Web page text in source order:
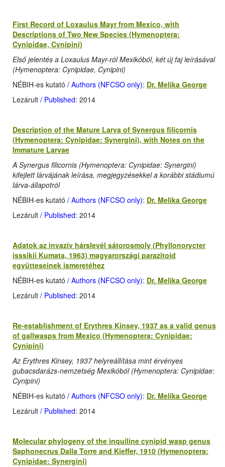
First Record of Loxaulus Mayr from Mexico, with
Descriptions of Two New Species (Hymenoptera:
Cynipidae, Cynipini)
Első jelentés a Loxaulus Mayr-ról Mexikóból, két új faj leírásával
(Hymenoptera: Cynipidae, Cynipini)
NÉBIH-es kutató / Authors (NFCSO only): Dr. Melika George
Lezárult / Published: 2014
Description of the Mature Larva of Synergus filicornis
(Hymenoptera: Cynipidae: Synergini), with Notes on the
Immature Larvae
A Synergus filicornis (Hymenoptera: Cynipidae: Synergini)
kifejlett lárvájának leírása, megjegyzésekkel a korábbi stádiumú
lárva-állapotról
NÉBIH-es kutató / Authors (NFCSO only): Dr. Melika George
Lezárult / Published: 2014
Adatok az invazív hárslevél sátorosmoly (Phyllonorycter
isssikii Kumata, 1963) magyarországi parazitoid
együtteseinek ismeretéhez
NÉBIH-es kutató / Authors (NFCSO only): Dr. Melika George
Lezárult / Published: 2014
Re-establishment of Erythres Kinsey, 1937 as a valid genus
of gallwasps from Mexico (Hymenoptera: Cynipidae:
Cynipini)
Az Erythres Kinsey, 1937 helyreállítása mint érvényes
gubacsdarázs-nemzetség Mexikóból (Hymenoptera: Cynipidae:
Cynipini)
NÉBIH-es kutató / Authors (NFCSO only): Dr. Melika George
Lezárult / Published: 2014
Molecular phylogeny of the inquiline cynipid wasp genus
Saphonecrus Dalla Torre and Kieffer, 1910 (Hymenoptera:
Cynipidae: Synergini)